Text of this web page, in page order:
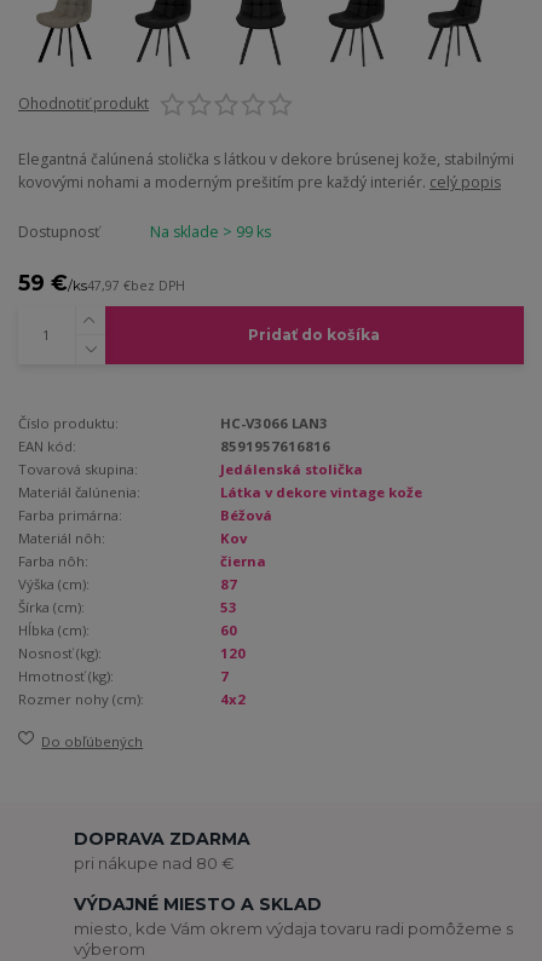
Ohodnotiť produkt
Elegantná čalúnená stolička s látkou v dekore brúsenej kože, stabilnými
kovovými nohami a moderným prešitím pre každý interiér. celý popis
Dostupnosť Na sklade > 99 ks
59 €/ks47,97 €bez DPH
Pridať do košíka
Číslo produktu:
HC-V3066 LAN3
EAN kód:
8591957616816
Tovarová skupina:
Jedálenská stolička
Materiál čalúnenia:
Látka v dekore vintage kože
Farba primárna:
Béžová
Materiál nôh:
Kov
Farba nôh:
čierna
Výška (cm):
87
Šírka (cm):
53
Hĺbka (cm):
60
Nosnosť (kg):
120
Hmotnosť (kg):
7
Rozmer nohy (cm):
4x2
Do obľúbených
DOPRAVA ZDARMA
pri nákupe nad 80 €
VÝDAJNÉ MIESTO A SKLAD
miesto, kde Vám okrem výdaja tovaru radi pomôžeme s
výberom